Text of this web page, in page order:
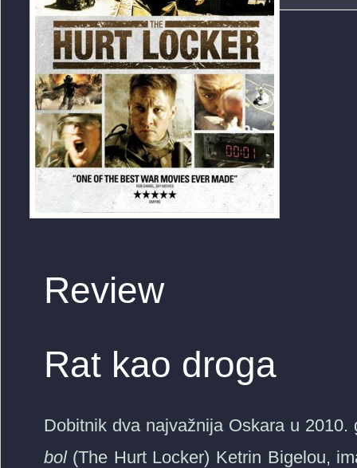
Review
Rat kao droga
Dobitnik dva najvažnija Oskara u
bol (The Hurt Locker) Ketrin Bigelou,